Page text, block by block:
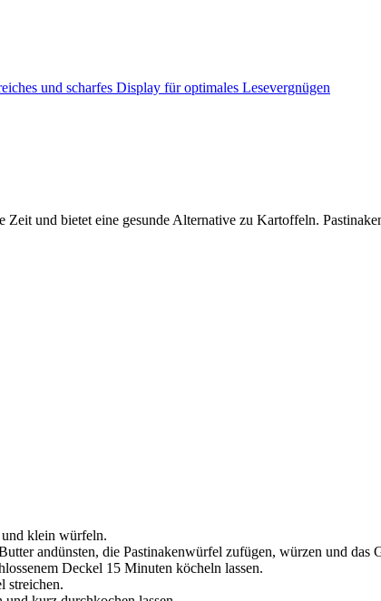
und scharfes Display für optimales Lesevergnügen
Zeit und bietet eine gesunde Alternative zu Kartoffeln.
und klein würfeln.
andünsten, die Pastinakenwürfel zufügen, würzen und das
Deckel 15 Minuten köcheln lassen.
streichen.